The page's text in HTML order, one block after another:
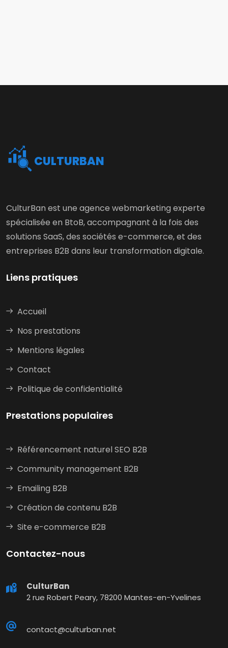
CULTURBAN
CulturBan est une agence webmarketing experte
spécialisée en BtoB, accompagnant à la fois des
solutions SaaS, des sociétés e-commerce, et des
entreprises B2B dans leur transformation digitale.
Liens pratiques
Accueil
Nos prestations
Mentions légales
Contact
Politique de confidentialité
Prestations populaires
Référencement naturel SEO B2B
Community management B2B
Emailing B2B
Création de contenu B2B
Site e-commerce B2B
Contactez-nous
CulturBan
2 rue Robert Peary, 78200 Mantes-en-Yvelines
contact@culturban.net